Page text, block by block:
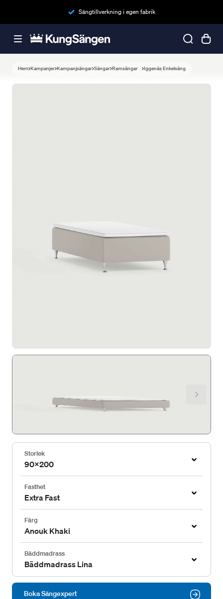
Sängtillverkning i egen fabrik
Hem Kampanjer Kampanjsängar Sängar Ramsängar Iggenäs Enkelsäng
Storlek
90x200
Fasthet
Extra Fast
Färg
Anouk Khaki
Bäddmadrass
Bäddmadrass Lina
Boka Sängexpert